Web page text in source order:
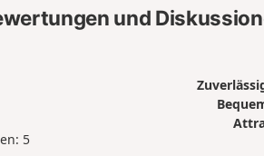
und
5